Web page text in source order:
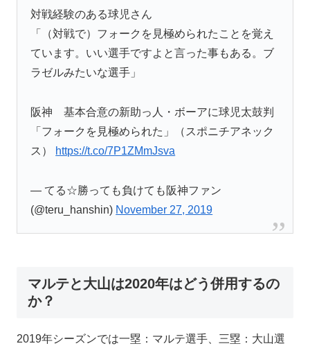
対戦経験のある球児さん
「（対戦で）フォークを見極められたことを覚え
ています。いい選手ですよと言った事もある。ブ
ラゼルみたいな選手」
阪神 基本合意の新助っ人・ボーアに球児太鼓判
「フォークを見極められた」（スポニチアネック
ス）
https://t.co/7P1ZMmJsva
— てる☆勝っても負けても阪神ファン
(@teru_hanshin) November 27, 2019
マルテと大山は2020年はどう併用するの
か？
2019年シーズンでは一塁：マルテ選手、三塁：大山選